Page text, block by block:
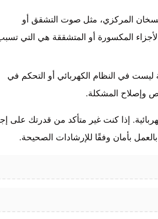
المركزي، مثل صوت التشقق أو
المكسورة أو المتشققة هي التي
في النظام الكهربائي أو التحكم في
وإصلاح المشكلة.
إذا كنت غير متأكد من قدرتك على
بأمان وفقًا للإرشادات الصحيحة.